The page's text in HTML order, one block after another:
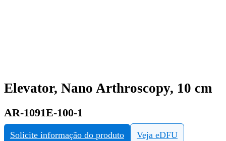
Elevator, Nano Arthroscopy, 10 cm
AR-1091E-100-1
Solicite informação do produto Veja eDFU